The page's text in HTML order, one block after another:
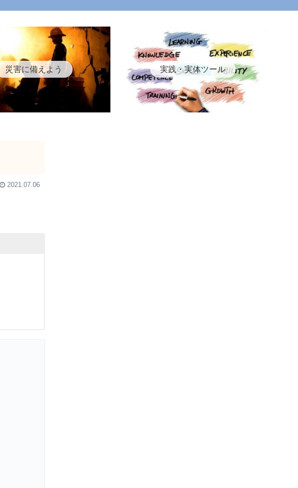
災害に備えよう 実践・実体ツール
2021.07.06